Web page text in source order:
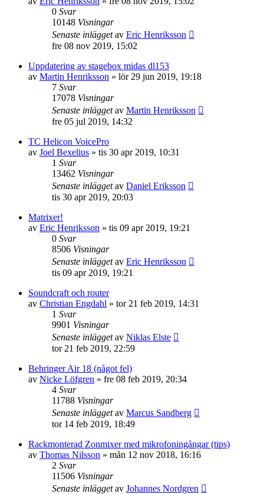
0 Svar
10148 Visningar
Senaste inläggetav Eric Henriksson
fre 08 nov 2019, 15:02
Uppdatering av stagebox midas dl153
av Martin Henriksson » lör 29 jun 2019, 19:18
7 Svar
17078 Visningar
Senaste inläggetav Martin Henriksson
fre 05 jul 2019, 14:32
TC Helicon VoicePro
av Joel Bexelius » tis 30 apr 2019, 10:31
1 Svar
13462 Visningar
Senaste inläggetav Daniel Eriksson
tis 30 apr 2019, 20:03
Matrixer!
av Eric Henriksson » tis 09 apr 2019, 19:21
0 Svar
8506 Visningar
Senaste inläggetav Eric Henriksson
tis 09 apr 2019, 19:21
Soundcraft och router
av Christian Engdahl » tor 21 feb 2019, 14:31
1 Svar
9901 Visningar
Senaste inläggetav Niklas Elste
tor 21 feb 2019, 22:59
Behringer Air 18 (något fel)
av Nicke Löfgren » fre 08 feb 2019, 20:34
4 Svar
11788 Visningar
Senaste inläggetav Marcus Sandberg
tor 14 feb 2019, 18:49
Rackmonterad Zonmixer med mikrofoningångar (tips)
av Thomas Nilsson » mån 12 nov 2018, 16:16
2 Svar
11506 Visningar
Senaste inläggetav Johannes Nordgren